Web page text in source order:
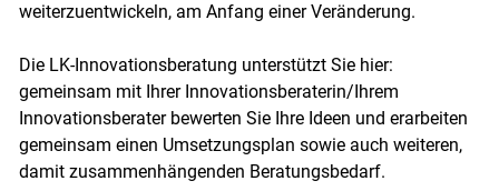
weiterzuentwickeln, am Anfang einer Veränderung.
Die LK-Innovationsberatung unterstützt Sie hier:
gemeinsam mit Ihrer Innovationsberaterin/Ihrem
Innovationsberater bewerten Sie Ihre Ideen und erarbeiten
gemeinsam einen Umsetzungsplan sowie auch weiteren,
damit zusammenhängenden Beratungsbedarf.